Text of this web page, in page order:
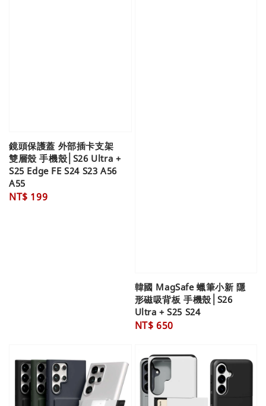
鏡頭保護蓋 外部插卡支架
雙層殼 手機殼│S26 Ultra +
S25 Edge FE S24 S23 A56
A55
Regular
NT$ 199
韓國 MagSafe 蠟筆小新 隱
形磁吸背板 手機殼│S26
Ultra + S25 S24
Regular
NT$ 650